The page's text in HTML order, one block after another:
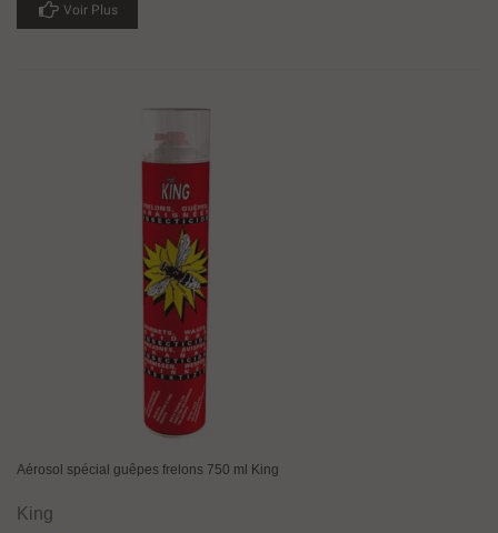
Voir Plus
Aérosol spécial guêpes frelons 750 ml King
King